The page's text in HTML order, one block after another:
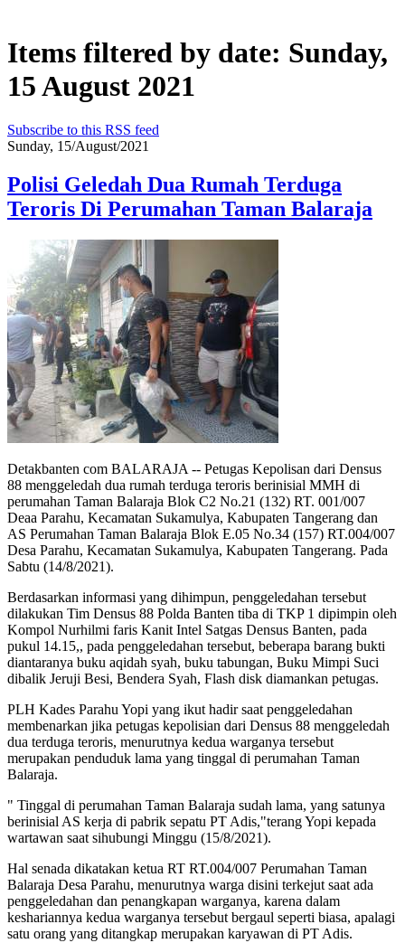
Items filtered by date: Sunday,
15 August 2021
Subscribe to this RSS feed
Sunday, 15/August/2021
Polisi Geledah Dua Rumah Terduga
Teroris Di Perumahan Taman Balaraja
Detakbanten com BALARAJA -- Petugas Kepolisan dari Densus
88 menggeledah dua rumah terduga teroris berinisial MMH di
perumahan Taman Balaraja Blok C2 No.21 (132) RT. 001/007
Deaa Parahu, Kecamatan Sukamulya, Kabupaten Tangerang dan
AS Perumahan Taman Balaraja Blok E.05 No.34 (157) RT.004/007
Desa Parahu, Kecamatan Sukamulya, Kabupaten Tangerang. Pada
Sabtu (14/8/2021).
Berdasarkan informasi yang dihimpun, penggeledahan tersebut
dilakukan Tim Densus 88 Polda Banten tiba di TKP 1 dipimpin oleh
Kompol Nurhilmi faris Kanit Intel Satgas Densus Banten, pada
pukul 14.15,, pada penggeledahan tersebut, beberapa barang bukti
diantaranya buku aqidah syah, buku tabungan, Buku Mimpi Suci
dibalik Jeruji Besi, Bendera Syah, Flash disk diamankan petugas.
PLH Kades Parahu Yopi yang ikut hadir saat penggeledahan
membenarkan jika petugas kepolisian dari Densus 88 menggeledah
dua terduga teroris, menurutnya kedua warganya tersebut
merupakan penduduk lama yang tinggal di perumahan Taman
Balaraja.
" Tinggal di perumahan Taman Balaraja sudah lama, yang satunya
berinisial AS kerja di pabrik sepatu PT Adis,"terang Yopi kepada
wartawan saat sihubungi Minggu (15/8/2021).
Hal senada dikatakan ketua RT RT.004/007 Perumahan Taman
Balaraja Desa Parahu, menurutnya warga disini terkejut saat ada
penggeledahan dan penangkapan warganya, karena dalam
keshariannya kedua warganya tersebut bergaul seperti biasa, apalagi
satu orang yang ditangkap merupakan karyawan di PT Adis.